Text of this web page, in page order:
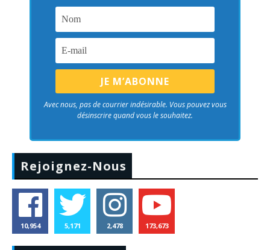
Avec nous, pas de courrier indésirable. Vous pouvez vous
désinscrire quand vous le souhaitez.
Rejoignez-Nous
10,954 5,171 2,478 173,673